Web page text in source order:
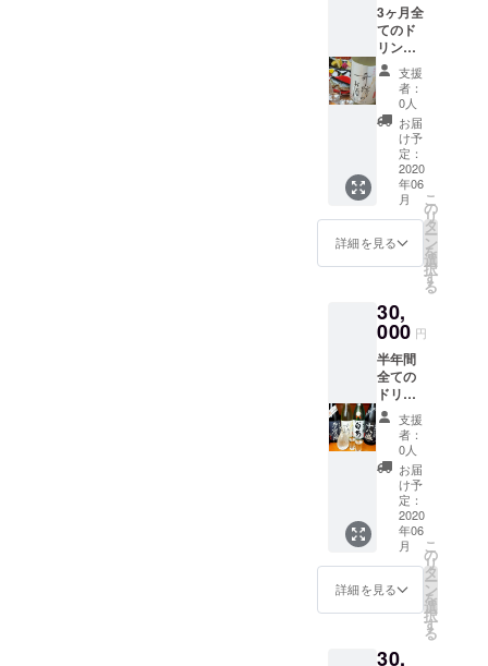
3ヶ月全
てのド
リンク
半額で
提供 ご
本人様
のみご
利用可
能 初回
来店日
より3ヶ
月ご利
用可能
2022年
3月まで
支援
者：
0人
お届
け予
定：
2020
年06
月
詳細を見る
こ
の
リ
タ
ー
ン
を
選
択
す
る
30,
000 円
半年間
全ての
ドリン
ク半額
で提供
ご本人
様のみ
ご利用
可能 初
回来店
日より
半年間
ご利用
可能
2022年
3月まで
支援
者：
0人
お届
け予
定：
2020
年06
月
詳細を見る
こ
の
リ
タ
ー
ン
を
選
択
す
る
30,